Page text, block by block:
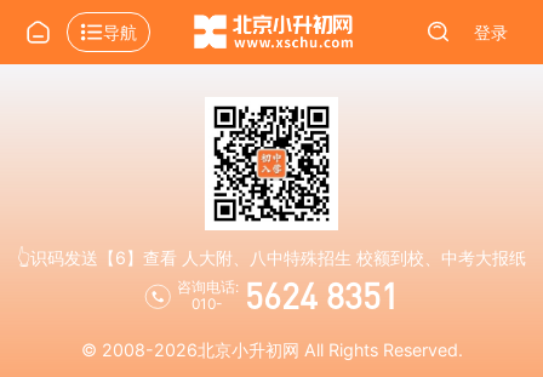
导航 登录
👆识码发送【6】查看 人大附、八中特殊招生 校额到校、中考大报纸
咨询电话:
010-
5624 8351
© 2008-2026北京小升初网 All Rights Reserved.